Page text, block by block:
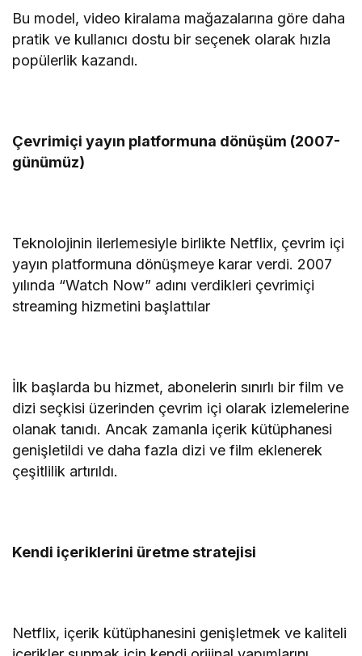
Bu model, video kiralama mağazalarına göre daha
pratik ve kullanıcı dostu bir seçenek olarak hızla
popülerlik kazandı.
Çevrimiçi yayın platformuna dönüşüm (2007-
günümüz)
Teknolojinin ilerlemesiyle birlikte Netflix, çevrim içi
yayın platformuna dönüşmeye karar verdi. 2007
yılında “Watch Now” adını verdikleri çevrimiçi
streaming hizmetini başlattılar
İlk başlarda bu hizmet, abonelerin sınırlı bir film ve
dizi seçkisi üzerinden çevrim içi olarak izlemelerine
olanak tanıdı. Ancak zamanla içerik kütüphanesi
genişletildi ve daha fazla dizi ve film eklenerek
çeşitlilik artırıldı.
Kendi içeriklerini üretme stratejisi
Netflix, içerik kütüphanesini genişletmek ve kaliteli